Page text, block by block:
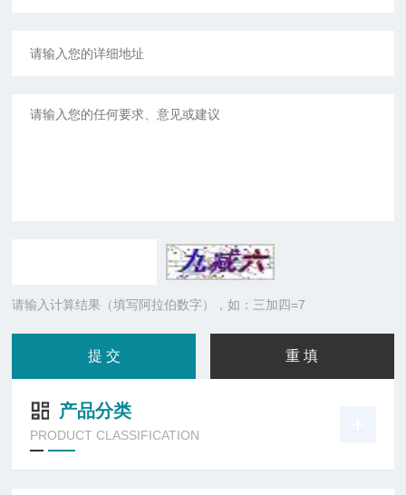
请输入计算结果（填写阿拉伯数字），如：三加四=7
产品分类
PRODUCT CLASSIFICATION